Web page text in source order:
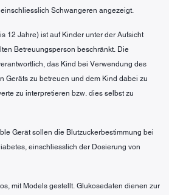
Schwangeren angezeigt.
12 Jahre) ist auf Kinder unter der Aufsicht
Betreuungsperson beschränkt. Die
das Kind bei Verwendung des
Geräts zu betreuen und dem Kind dabei zu
zu interpretieren bzw. dies selbst zu
Gerät sollen die Blutzuckerbestimmung bei
einschliesslich der Dosierung von
mit Models gestellt. Glukosedaten dienen zur